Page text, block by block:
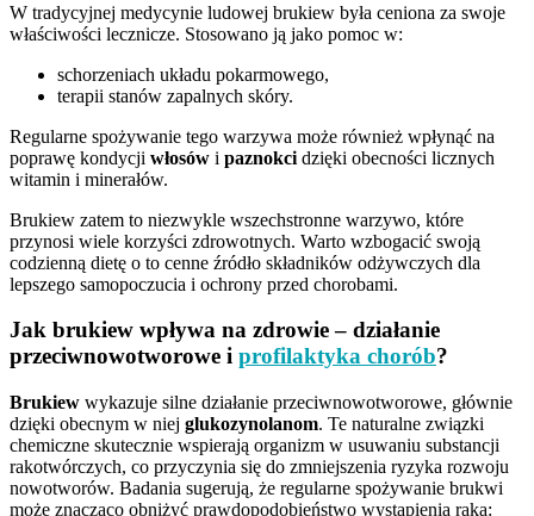
W tradycyjnej medycynie ludowej brukiew była ceniona za swoje
właściwości lecznicze. Stosowano ją jako pomoc w:
schorzeniach układu pokarmowego,
terapii stanów zapalnych skóry.
Regularne spożywanie tego warzywa może również wpłynąć na
poprawę kondycji włosów i paznokci dzięki obecności licznych
witamin i minerałów.
Brukiew zatem to niezwykle wszechstronne warzywo, które
przynosi wiele korzyści zdrowotnych. Warto wzbogacić swoją
codzienną dietę o to cenne źródło składników odżywczych dla
lepszego samopoczucia i ochrony przed chorobami.
Jak brukiew wpływa na zdrowie – działanie
przeciwnowotworowe i profilaktyka chorób?
Brukiew wykazuje silne działanie przeciwnowotworowe, głównie
dzięki obecnym w niej glukozynolanom. Te naturalne związki
chemiczne skutecznie wspierają organizm w usuwaniu substancji
rakotwórczych, co przyczynia się do zmniejszenia ryzyka rozwoju
nowotworów. Badania sugerują, że regularne spożywanie brukwi
może znacząco obniżyć prawdopodobieństwo wystąpienia raka: